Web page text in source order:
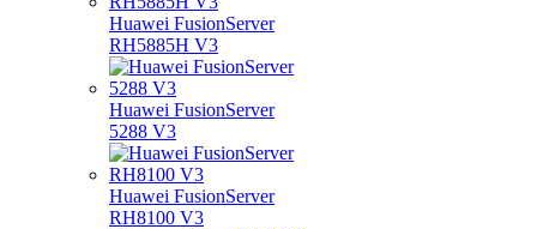
Huawei FusionServer
RH5885H V3
Huawei FusionServer
5288 V3
Huawei FusionServer
RH8100 V3